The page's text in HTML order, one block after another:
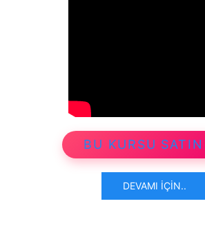
BU KURSU
DEVAMI İÇIN..